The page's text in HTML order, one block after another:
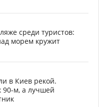
среди туристов:
морем кружит
в Киев рекой.
90-м, а лучшей